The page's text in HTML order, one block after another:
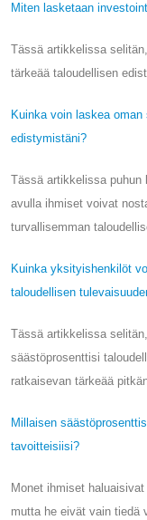
Miten lasketaan
Tässä artikkelissa
tärkeää taloudellisen
Kuinka voin laskea
edistymistäni?
Tässä artikkelissa puhun
avulla ihmiset voivat
turvallisemman
Kuinka yksityishenkilöt
taloudellisen
Tässä artikkelissa
säästöprosenttisi
ratkaisevan tärkeää
Millaisen
tavoitteisiisi?
Monet ihmiset
mutta he eivät vain tiedä